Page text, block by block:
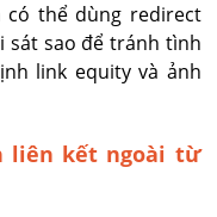
thể dùng redirect
sát sao để tránh tình
link equity và ảnh
liên kết ngoài từ